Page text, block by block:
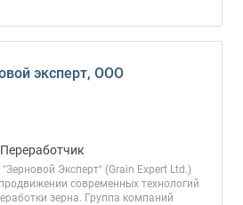
эксперт, ООО
Эксперт" (Grain Expert Ltd.)
современных технологий
зерна. Группа компаний